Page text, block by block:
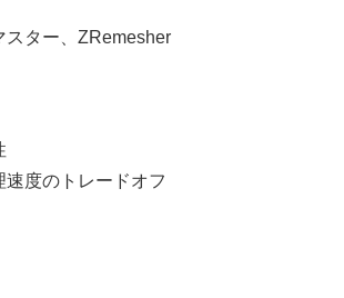
スター、ZRemesher
速度のトレードオフ